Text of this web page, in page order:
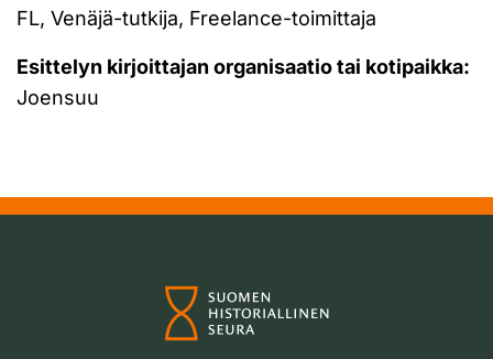
FL, Venäjä-tutkija, Freelance-toimittaja
Esittelyn kirjoittajan organisaatio tai kotipaikka:
Joensuu